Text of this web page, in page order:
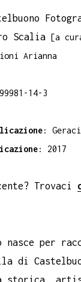
Scalia [a
Arianna
14-3
:
: 2017
Trovaci
nasce per
di
storica,